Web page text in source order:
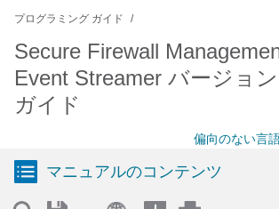
プログラミング ガイド
Secure Firewall
Event Streamer バージョ
ガイド
偏向のない言
マニュアルのコンテンツ